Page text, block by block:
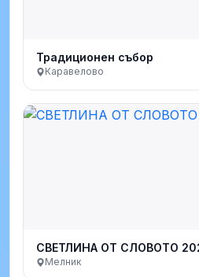
Традиционен събор
Каравелово
СВЕТЛИНА ОТ СЛОВОТО
Мелник